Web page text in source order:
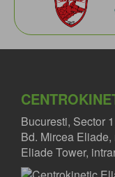
Bucuresti, Sector
Bd. Mircea Eliade,
Eliade Tower,